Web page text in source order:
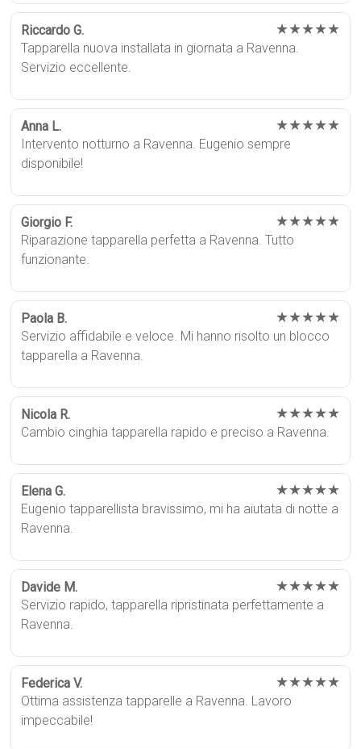
Riccardo G. ★★★★★
Tapparella nuova installata in giornata a Ravenna.
Servizio eccellente.
Anna L. ★★★★★
Intervento notturno a Ravenna. Eugenio sempre
disponibile!
Giorgio F. ★★★★★
Riparazione tapparella perfetta a Ravenna. Tutto
funzionante.
Paola B. ★★★★★
Servizio affidabile e veloce. Mi hanno risolto un blocco
tapparella a Ravenna.
Nicola R. ★★★★★
Cambio cinghia tapparella rapido e preciso a Ravenna.
Elena G. ★★★★★
Eugenio tapparellista bravissimo, mi ha aiutata di notte a
Ravenna.
Davide M. ★★★★★
Servizio rapido, tapparella ripristinata perfettamente a
Ravenna.
Federica V. ★★★★★
Ottima assistenza tapparelle a Ravenna. Lavoro
impeccabile!